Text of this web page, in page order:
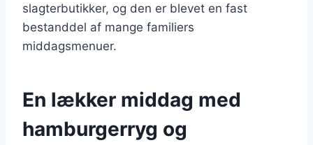
slagterbutikker, og den er blevet en fast
bestanddel af mange familiers
middagsmenuer.
En lækker middag med
hamburgerryg og